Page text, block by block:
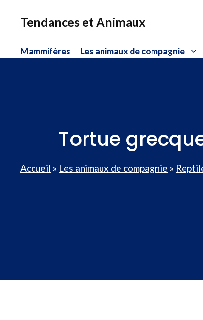
Tendances et Animaux
Mammifères Les animaux de compagnie
Tortue
Accueil » Les animaux de compagnie »